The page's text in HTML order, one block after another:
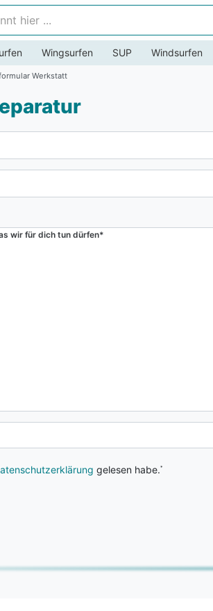
Wingsurfen SUP Windsurfen
Werkstatt
wir für dich tun dürfen*
gelesen habe.*